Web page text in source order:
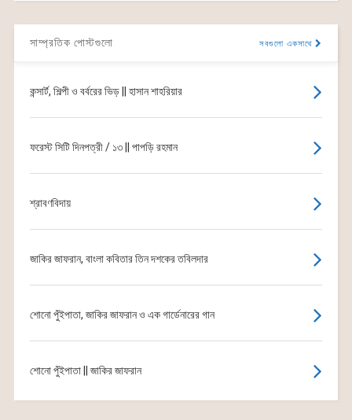
সাম্প্রতিক পোস্টগুলো সবগুলো একসাথে
কন্সার্ট, শিল্পী ও বর্বরের ভিড় || হাসান শাহরিয়ার
ফরেস্ট সিটি দিনপত্রী / ১৩ || পাপড়ি রহমান
শ্রাবণবিদায়
জাকির জাফরান, বাংলা কবিতার তিন দশকের তবিলদার
শোনো পুঁইপাতা, জাকির জাফরান ও এক গার্ডেনারের গান
শোনো পুঁইপাতা || জাকির জাফরান